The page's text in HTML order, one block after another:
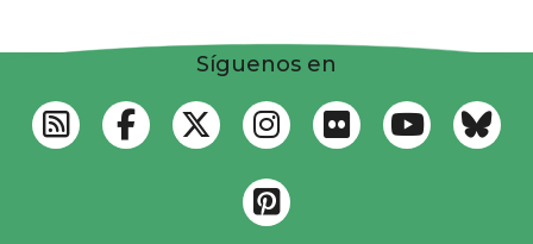
Síguenos en